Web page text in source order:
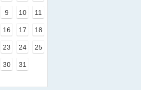
9 10 11
16 17 18
23 24 25
30 31